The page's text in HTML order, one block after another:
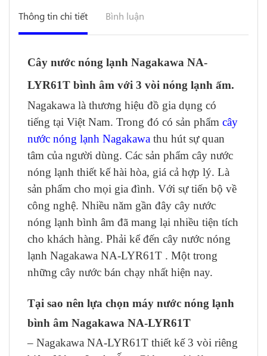
Thông tin chi tiết Bình luận
Cây nước nóng lạnh Nagakawa NA-
LYR61T bình âm với 3 vòi nóng lạnh ấm.
Nagakawa là thương hiệu đồ gia dụng có
tiếng tại Việt Nam. Trong đó có sản phẩm cây
nước nóng lạnh Nagakawa thu hút sự quan
tâm của người dùng. Các sản phẩm cây nước
nóng lạnh thiết kế hài hòa, giá cả hợp lý. Là
sản phẩm cho mọi gia đình. Với sự tiến bộ về
công nghệ. Nhiều năm gần đây cây nước
nóng lạnh bình âm đã mang lại nhiều tiện tích
cho khách hàng. Phải kể đến cây nước nóng
lạnh Nagakawa NA-LYR61T . Một trong
những cây nước bán chạy nhất hiện nay.
Tại sao nên lựa chọn máy nước nóng lạnh
bình âm Nagakawa NA-LYR61T
– Nagakawa NA-LYR61T thiết kế 3 vòi riêng